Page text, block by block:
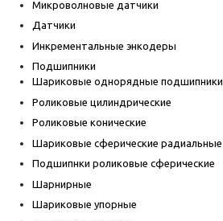
Микроволновые датчики
Датчики
Инкрементальные энкодеры
Подшипники
Шариковые однорядные подшипники
Роликовые цилиндрические
Роликовые конические
Шариковые сферические радиальные
Подшипнки роликовые сферические
Шарнирные
Шариковые упорные